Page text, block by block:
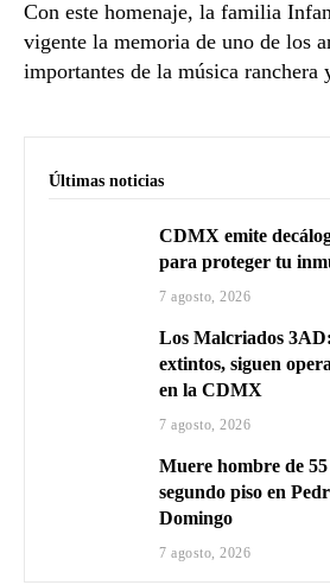
Con este homenaje, la familia
vigente la memoria de uno de los
importantes de la música ranchera
Últimas noticias
CDMX emite
para proteger tu
7 agosto, 2026
Los Malcriados
extintos, siguen
en la CDMX
7 agosto, 2026
Muere hombre de
segundo piso en
Domingo
7 agosto, 2026